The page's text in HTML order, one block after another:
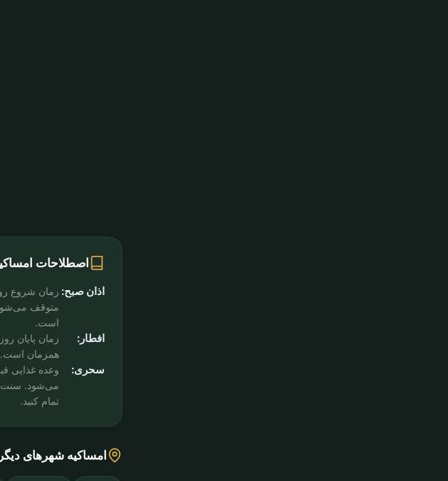
اصطلاحات
اذان صبح: زمان شروع
متوقف
است.
افطار:
زمان پایان
همزمان است.
سحری:
وعده غذایی
می‌شود. سنت
تمام کنید.
امساکیه شهرهای دیگر